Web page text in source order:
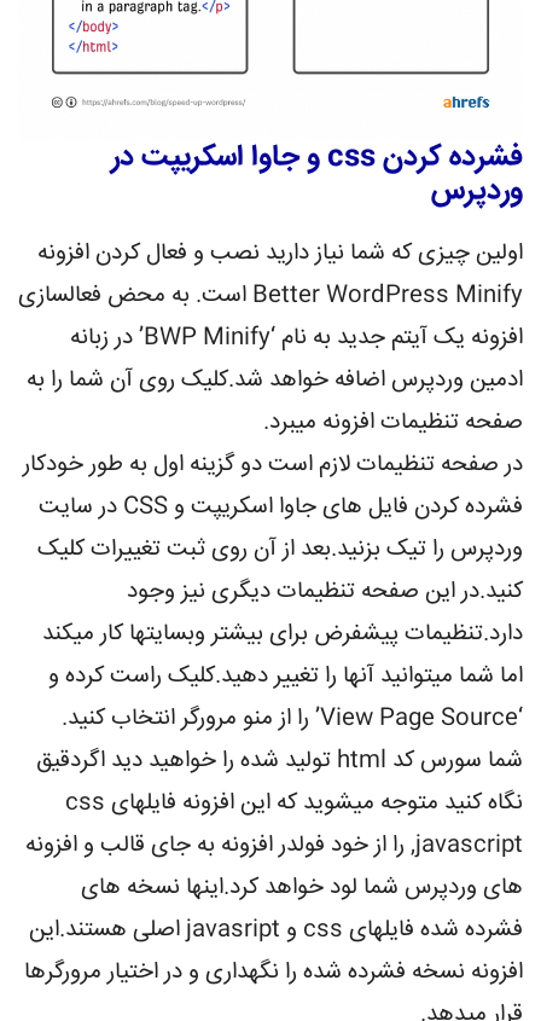
فشرده کردن css و جاوا اسکریپت در
وردپرس
اولین چیزی که شما نیاز دارید نصب و فعال کردن افزونه
Better WordPress Minify است. به محض فعالسازی
افزونه یک آیتم جدید به نام ‘BWP Minify’ در زبانه
ادمین وردپرس اضافه خواهد شد.کلیک روی آن شما را به
صفحه تنظیمات افزونه میبرد.
در صفحه تنظیمات لازم است دو گزینه اول به طور خودکار
فشرده کردن فایل های جاوا اسکریپت و CSS در سایت
وردپرس را تیک بزنید.بعد از آن روی ثبت تغییرات کلیک
کنید.در این صفحه تنظیمات دیگری نیز وجود
دارد.تنظیمات پیشفرض برای بیشتر وبسایتها کار میکند
اما شما میتوانید آنها را تغییر دهید.کلیک راست کرده و
‘View Page Source’ را از منو مرورگر انتخاب کنید.
شما سورس کد html تولید شده را خواهید دید اگردقیق
نگاه کنید متوجه میشوید که این افزونه فایلهای css
,javascript را از خود فولدر افزونه به جای قالب و افزونه
های وردپرس شما لود خواهد کرد.اینها نسخه های
فشرده شده فایلهای css و javasript اصلی هستند.این
افزونه نسخه فشرده شده را نگهداری و در اختیار مرورگرها